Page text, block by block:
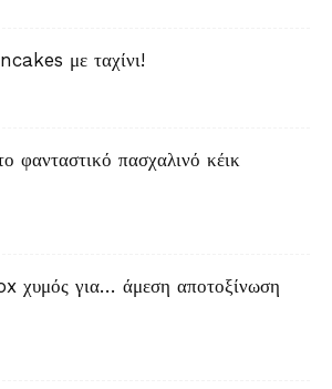
με ταχίνι!
φανταστικό πασχαλινό κέικ
χυμός για… άμεση αποτοξίνωση